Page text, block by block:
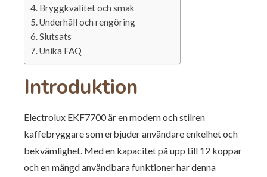
Bryggkvalitet och smak
Underhåll och rengöring
Slutsats
Unika FAQ
Introduktion
Electrolux EKF7700 är en modern och stilren
kaffebryggare som erbjuder användare enkelhet och
bekvämlighet. Med en kapacitet på upp till 12 koppar
och en mängd användbara funktioner har denna